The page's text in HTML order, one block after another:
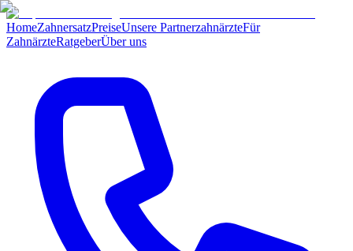
HomeZahnersatzPreiseUnsere PartnerzahnärzteFür
ZahnärzteRatgeberÜber uns